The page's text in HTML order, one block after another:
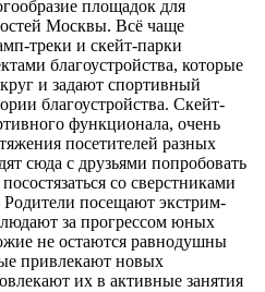
площадок для
Москвы. Всё чаще
треки и скейт-парки
благоустройства, которые
и задают спортивный
благоустройства. Скейт-
функционала, очень
посетителей разных
сюда с друзьями попробовать
со сверстниками
посещают экстрим-
за прогрессом юных
не остаются равнодушны
привлекают новых
их в активные занятия